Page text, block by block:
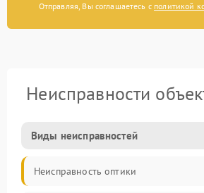
Отправляя, Вы соглашаетесь с политикой
Неисправности
Виды неисправностей
Неисправность оптики